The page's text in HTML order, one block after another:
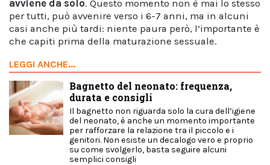
avviene da solo. Questo momento non è mai lo stesso
per tutti, può avvenire verso i 6-7 anni, ma in alcuni
casi anche più tardi: niente paura però, l’importante è
che capiti prima della maturazione sessuale.
LEGGI ANCHE...
Bagnetto del neonato: frequenza,
durata e consigli
Il bagnetto non riguarda solo la cura dell’igiene
del neonato, è anche un momento importante
per rafforzare la relazione tra il piccolo e i
genitori. Non esiste un decalogo vero e proprio
su come svolgerlo, basta seguire alcuni
semplici consigli